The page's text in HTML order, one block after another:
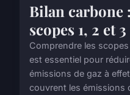
Bilan carbone
scopes 1, 2 et
Comprendre les
est essentiel pour
émissions de gaz à
couvrent les émissions